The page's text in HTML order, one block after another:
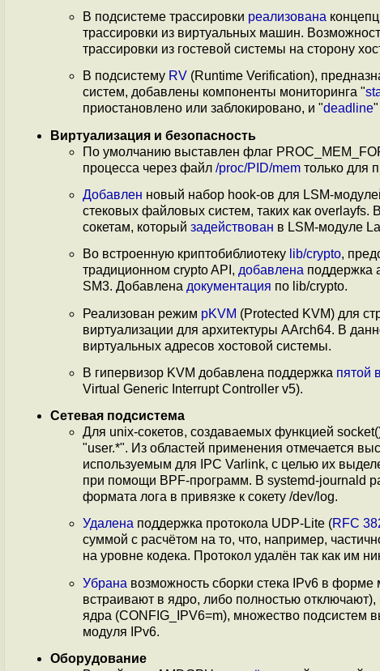
В подсистеме трассировки реализована
трассировки из виртуальных машин.
трассировки из гостевой системы на сторону
В подсистему RV (Runtime Verification),
систем, добавлены компоненты мониторинга "
приостановлено или заблокировано, и "deadline
Виртуализация и безопасность
По умолчанию выставлен флаг
процесса через файл /proc/PID/mem только для
Добавлен новый набор hook-ов для LSM-
стековых файловых систем, таких как overlayfs.
сокетам, который задействован в LSM-модуле
Во встроенную криптобиблиотеку lib/crypto,
традиционном crypto API, добавлена поддержка
SM3. Добавлена документация по lib/crypto.
Реализован режим pKVM (Protected KVM) для
виртуализации для архитектуры AArch64. В
виртуальных адресов хостовой системы.
В гипервизор KVM добавлена поддержка пятой
Virtual Generic Interrupt Controller v5).
Сетевая подсистема
Для unix-сокетов, создаваемых функцией
"user.*". Из областей применения отмечается
используемым для IPC Varlink, с целью их
при помощи BPF-программ. В systemd-journald
формата лога в привязке к сокету /dev/log.
Удалена поддержка протокола UDP-Lite (RFC
суммой с расчётом на то, что, например,
на уровне кодека. Протокол удалён так как им
Убрана возможность сборки стека IPv6 в
встраивают в ядро, либо полностью
ядра (CONFIG_IPV6=m), множество подсистем
модуля IPv6.
Оборудование